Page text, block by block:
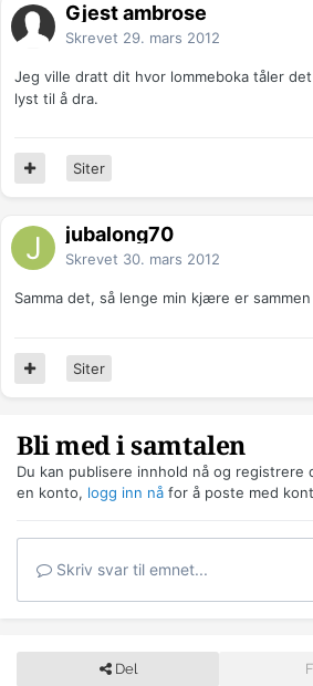
Gjest ambrose
Skrevet 29. mars 2012
Jeg ville dratt dit hvor lommeboka tåler
lyst til å dra.
Siter
jubalong70
Skrevet 30. mars 2012
Samma det, så lenge min kjære er
Siter
Bli med i samtalen
Du kan publisere innhold nå og registrere
en konto, logg inn nå for å poste med
Skriv svar til emnet...
Del